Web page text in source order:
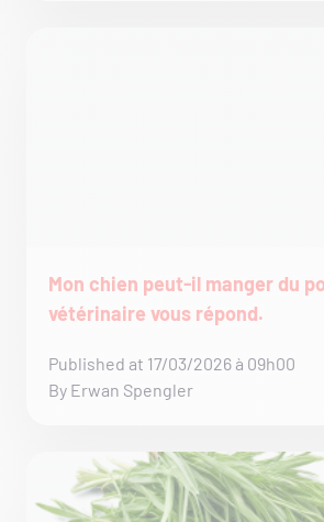
Mon chien peut-il manger du
vétérinaire vous répond.
Published at 17/03/2026 à 09h00
By Erwan Spengler